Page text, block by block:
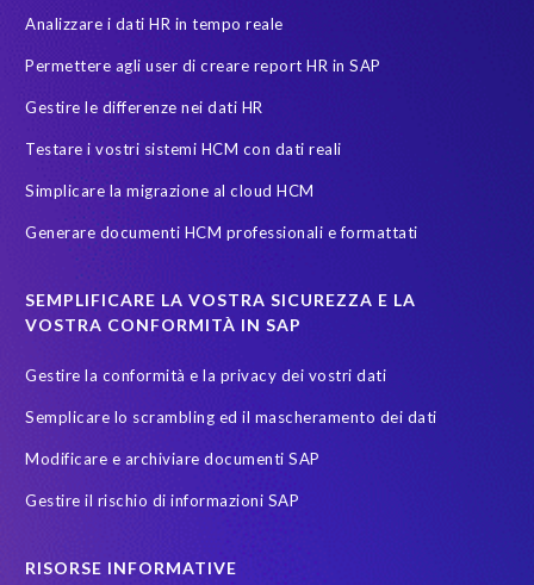
Analizzare i dati HR in tempo reale
Permettere agli user di creare report HR in SAP
Gestire le differenze nei dati HR
Testare i vostri sistemi HCM con dati reali
Simplicare la migrazione al cloud HCM
Generare documenti HCM professionali e formattati
SEMPLIFICARE LA VOSTRA SICUREZZA E LA
VOSTRA CONFORMITÀ IN SAP
Gestire la conformità e la privacy dei vostri dati
Semplicare lo scrambling ed il mascheramento dei dati
Modificare e archiviare documenti SAP
Gestire il rischio di informazioni SAP
RISORSE INFORMATIVE